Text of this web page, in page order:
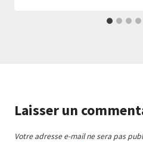
Laisser un
Votre adresse e-mail ne sera pas